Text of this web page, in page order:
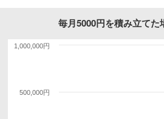
毎月5000円を積み立てた
500,000円
1,000,000円